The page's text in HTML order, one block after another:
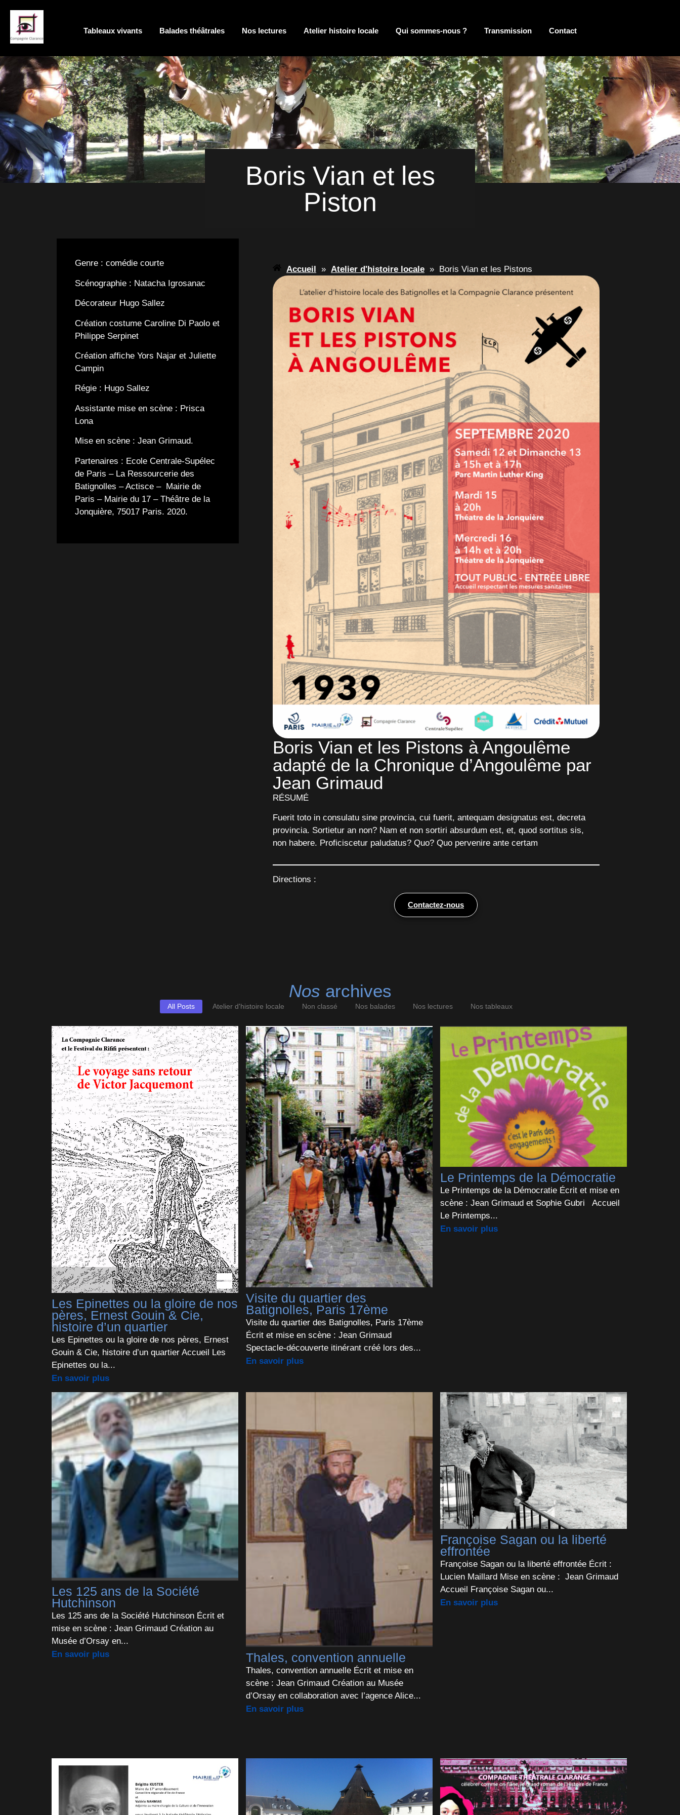
Tableaux vivants Balades théâtrales Nos lectures Atelier histoire locale Qui sommes-nous ? Transmission Contact
Boris Vian et les
Piston
Genre : comédie courte
Scénographie : Natacha Igrosanac
Décorateur Hugo Sallez
Création costume Caroline Di Paolo et
Philippe Serpinet
Création affiche Yors Najar et Juliette
Campin
Régie : Hugo Sallez
Assistante mise en scène : Prisca
Lona
Mise en scène : Jean Grimaud.
Partenaires : Ecole Centrale-Supélec
de Paris – La Ressourcerie des
Batignolles – Actisce – Mairie de
Paris – Mairie du 17 – Théâtre de la
Jonquière, 75017 Paris. 2020.
Accueil » Atelier d'histoire locale » Boris Vian et les Pistons
Boris Vian et les Pistons à Angoulême
adapté de la Chronique d’Angoulême par
Jean Grimaud
RÉSUMÉ
Fuerit toto in consulatu sine provincia, cui fuerit, antequam designatus est, decreta
provincia. Sortietur an non? Nam et non sortiri absurdum est, et, quod sortitus sis,
non habere. Proficiscetur paludatus? Quo? Quo pervenire ante certam
Directions :
Contactez-nous
Nos archives
All Posts Atelier d'histoire locale Non classé Nos balades Nos lectures Nos tableaux
Les Epinettes ou la gloire de nos
pères, Ernest Gouin & Cie,
histoire d’un quartier
Les Epinettes ou la gloire de nos pères, Ernest
Gouin & Cie, histoire d’un quartier Accueil Les
Epinettes ou la...
En savoir plus
Visite du quartier des
Batignolles, Paris 17ème
Visite du quartier des Batignolles, Paris 17ème
Écrit et mise en scène : Jean Grimaud
Spectacle-découverte itinérant créé lors des...
En savoir plus
Le Printemps de la Démocratie
Le Printemps de la Démocratie Écrit et mise en
scène : Jean Grimaud et Sophie Gubri Accueil
Le Printemps...
En savoir plus
Les 125 ans de la Société
Hutchinson
Les 125 ans de la Société Hutchinson Écrit et
mise en scène : Jean Grimaud Création au
Musée d’Orsay en...
En savoir plus
Thales, convention annuelle
Thales, convention annuelle Écrit et mise en
scène : Jean Grimaud Création au Musée
d’Orsay en collaboration avec l’agence Alice...
En savoir plus
Françoise Sagan ou la liberté
effrontée
Françoise Sagan ou la liberté effrontée Écrit :
Lucien Maillard Mise en scène : Jean Grimaud
Accueil Françoise Sagan ou...
En savoir plus